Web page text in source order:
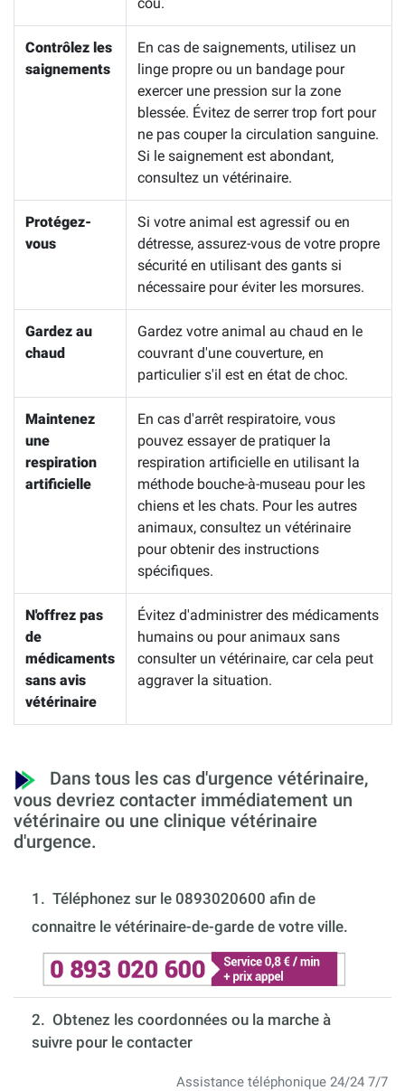
Contrôlez les
saignements
En cas de saignements, utilisez un
linge propre ou un bandage pour
exercer une pression sur la zone
blessée. Évitez de serrer trop fort pour
ne pas couper la circulation sanguine.
Si le saignement est abondant,
consultez un vétérinaire.
Protégez-
vous
Si votre animal est agressif ou en
détresse, assurez-vous de votre propre
sécurité en utilisant des gants si
nécessaire pour éviter les morsures.
Gardez au
chaud
Gardez votre animal au chaud en le
couvrant d'une couverture, en
particulier s'il est en état de choc.
Maintenez
une
respiration
artificielle
En cas d'arrêt respiratoire, vous
pouvez essayer de pratiquer la
respiration artificielle en utilisant la
méthode bouche-à-museau pour les
chiens et les chats. Pour les autres
animaux, consultez un vétérinaire
pour obtenir des instructions
spécifiques.
N'offrez pas
de
médicaments
sans avis
vétérinaire
Évitez d'administrer des médicaments
humains ou pour animaux sans
consulter un vétérinaire, car cela peut
aggraver la situation.
Dans tous les cas d'urgence vétérinaire,
vous devriez contacter immédiatement un
vétérinaire ou une clinique vétérinaire
d'urgence.
1. Téléphonez sur le 0893020600 afin de
connaitre le vétérinaire-de-garde de votre ville.
2. Obtenez les coordonnées ou la marche à
suivre pour le contacter
Assistance téléphonique 24/24 7/7